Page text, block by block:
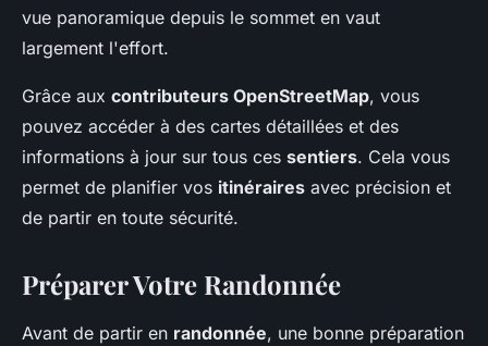
vue panoramique depuis le sommet en vaut
largement l'effort.
Grâce aux contributeurs OpenStreetMap, vous
pouvez accéder à des cartes détaillées et des
informations à jour sur tous ces sentiers. Cela vous
permet de planifier vos itinéraires avec précision et
de partir en toute sécurité.
Préparer Votre Randonnée
Avant de partir en randonnée, une bonne préparation